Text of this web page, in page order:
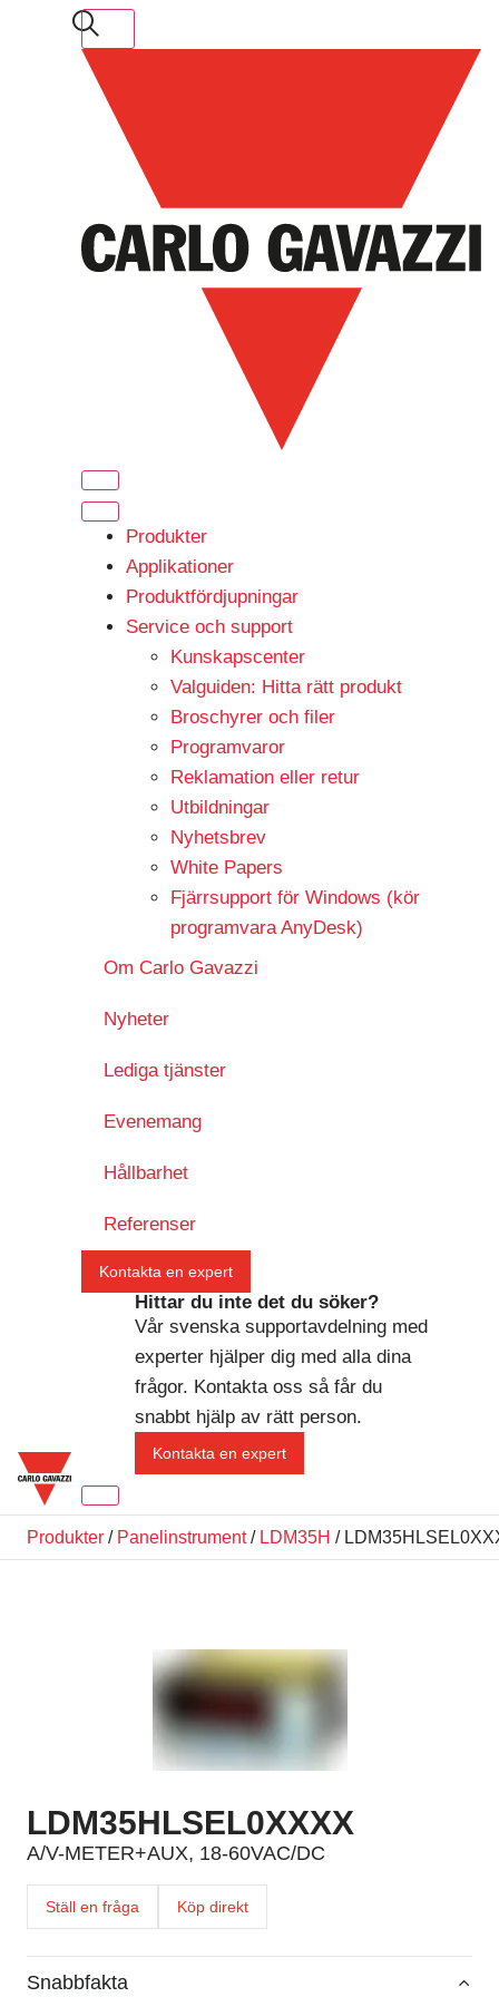
Produkter
Applikationer
Produktfördjupningar
Service och support
Kunskapscenter
Valguiden: Hitta rätt produkt
Broschyrer och filer
Programvaror
Reklamation eller retur
Utbildningar
Nyhetsbrev
White Papers
Fjärrsupport för Windows (kör
programvara AnyDesk)
Om Carlo Gavazzi
Nyheter
Lediga tjänster
Evenemang
Hållbarhet
Referenser
Kontakta en expert
Hittar du inte det du söker?
Vår svenska supportavdelning med
experter hjälper dig med alla dina
frågor. Kontakta oss så får du
snabbt hjälp av rätt person.
Kontakta en expert
Produkter / Panelinstrument/ LDM35H /
LDM35HLSEL0XXXX
A/V-METER+AUX, 18-60VAC/DC
Ställ en fråga Köp direkt
Snabbfakta